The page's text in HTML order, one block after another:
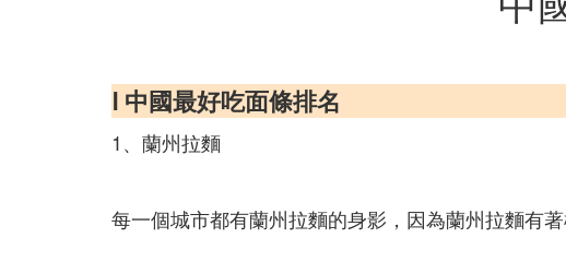
Ⅰ 中國最好吃面條排名
1、蘭州拉麵
每一個城市都有蘭州拉麵的身影，因為蘭州拉麵有